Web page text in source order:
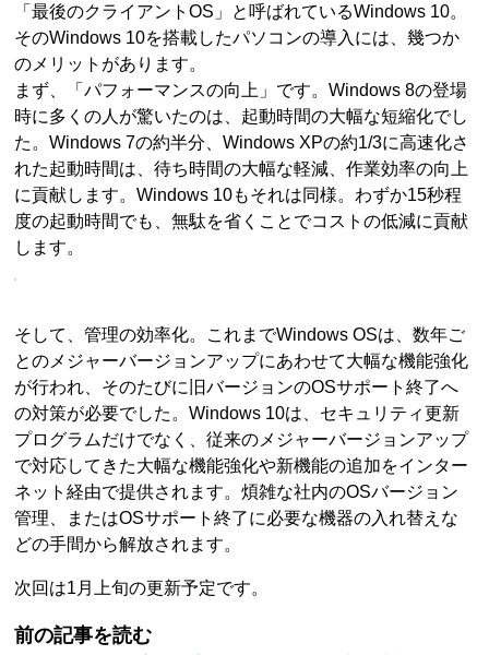
「最後のクライアントOS」と呼ばれているWindows 10。
そのWindows 10を搭載したパソコンの導入には、幾つか
のメリットがあります。
まず、「パフォーマンスの向上」です。Windows 8の登場
時に多くの人が驚いたのは、起動時間の大幅な短縮化でし
た。Windows 7の約半分、Windows XPの約1/3に高速化さ
れた起動時間は、待ち時間の大幅な軽減、作業効率の向上
に貢献します。Windows 10もそれは同様。わずか15秒程
度の起動時間でも、無駄を省くことでコストの低減に貢献
します。
そして、管理の効率化。これまでWindows OSは、数年ご
とのメジャーバージョンアップにあわせて大幅な機能強化
が行われ、そのたびに旧バージョンのOSサポート終了へ
の対策が必要でした。Windows 10は、セキュリティ更新
プログラムだけでなく、従来のメジャーバージョンアップ
で対応してきた大幅な機能強化や新機能の追加をインター
ネット経由で提供されます。煩雑な社内のOSバージョン
管理、またはOSサポート終了に必要な機器の入れ替えな
どの手間から解放されます。
次回は1月上旬の更新予定です。
前の記事を読む